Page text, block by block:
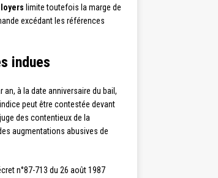
limite toutefois la marge de
excédant les références
indues
à la date anniversaire du bail,
peut être contestée devant
des contentieux de la
augmentations abusives de
n°87-713 du 26 août 1987